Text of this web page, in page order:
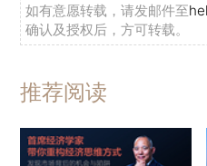
如有意愿转载，请发邮件至
确认及授权后，方可转载。
推荐阅读